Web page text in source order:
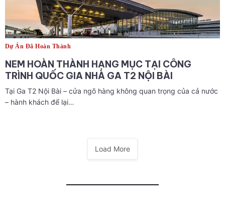
Dự Án Đã Hoàn Thành
NEM HOÀN THÀNH HẠNG MỤC TẠI CÔNG
TRÌNH QUỐC GIA NHÀ GA T2 NỘI BÀI
Tại Ga T2 Nội Bài – cửa ngõ hàng không quan trọng của cả nước
– hành khách để lại…
Load More